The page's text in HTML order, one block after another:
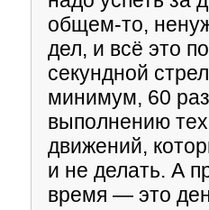
общем-то,
дел, и всё это
секундной
минимум, 60
выполнению
движений,
и не делать. А
время — это